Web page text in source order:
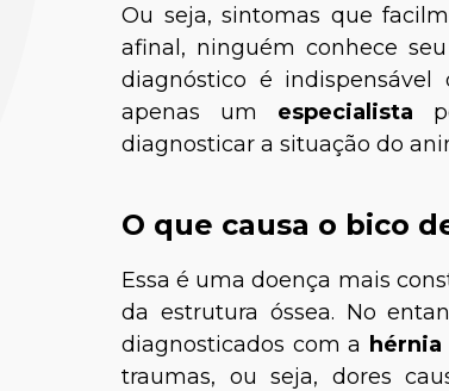
Ou seja, sintomas que
afinal, ninguém conhece
diagnóstico é
apenas um especialista
diagnosticar a situação do
O que causa o bico
Essa é uma doença mais
da estrutura óssea. No
diagnosticados com a
traumas, ou seja, dores